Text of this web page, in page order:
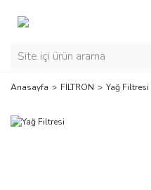
Anasayfa FILTRON Yağ Filtresi